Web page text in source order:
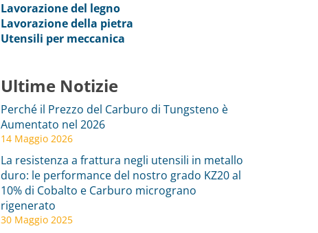
Lavorazione del legno
Lavorazione della pietra
Utensili per meccanica
Ultime Notizie
Perché il Prezzo del Carburo di Tungsteno è
Aumentato nel 2026
14 Maggio 2026
La resistenza a frattura negli utensili in metallo
duro: le performance del nostro grado KZ20 al
10% di Cobalto e Carburo micrograno
rigenerato
30 Maggio 2025